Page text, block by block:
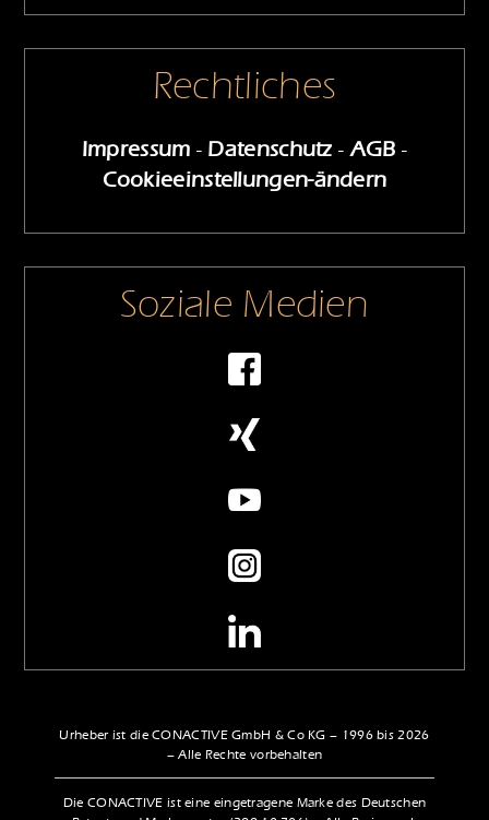
Rechtliches
Impressum - Datenschutz -AGB -
Cookieeinstellungen-ändern
Soziale Medien
Urheber ist die CONACTIVE GmbH & Co KG – 1996 bis 2026
– Alle Rechte vorbehalten
Die CONACTIVE ist eine eingetragene Marke des Deutschen